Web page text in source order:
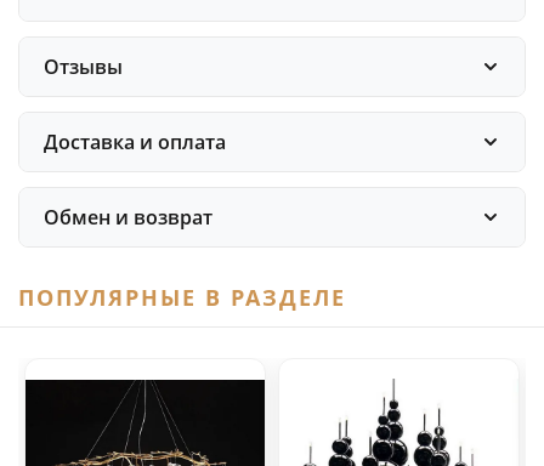
Отзывы
Доставка и оплата
Обмен и возврат
ПОПУЛЯРНЫЕ В РАЗДЕЛЕ